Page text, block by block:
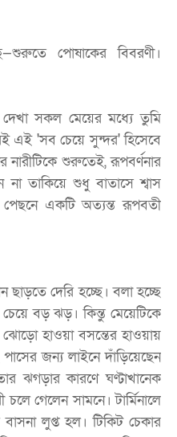
পোষাকের বিবরণী।
দেখা সকল মেয়ের মধ্যে তুমি
এই 'সব চেয়ে সুন্দর' হিসেবে
নারীটিকে শুরুতেই, রূপবর্ণনার
তাকিয়ে শুধু বাতাসে শ্বাস
একটি অত্যন্ত রূপবতী
ছাড়তে দেরি হচ্ছে। বলা হচ্ছে
বড় ঝড়। কিন্তু মেয়েটিকে
হাওয়া বসন্তের হাওয়ায়
জন্য লাইনে দাঁড়িয়েছেন
ঝগড়ার কারণে ঘণ্টাখানেক
গেলেন সামনে। টার্মিনালে
বাসনা লুপ্ত হল। টিকিট চেকার